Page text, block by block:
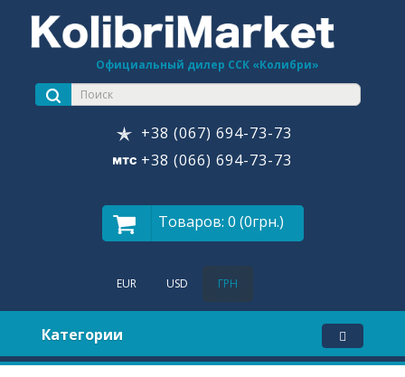
Официальный дилер ССК «Колибри»
+38 (067) 694-73-73
+38 (066) 694-73-73
Товаров: 0 (0грн.)
EUR USD ГРН
Категории